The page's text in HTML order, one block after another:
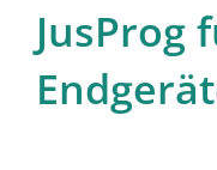
JusProg